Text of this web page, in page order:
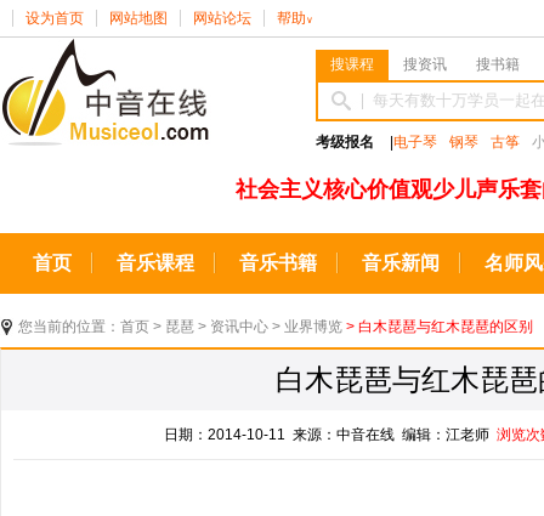
设为首页 网站地图 网站论坛 帮助 ∨
搜课程 搜资讯 搜书籍
考级报名 电子琴 钢琴 古筝
社会主义核心价值观少儿声乐
首页 音乐课程 音乐书籍 音乐新闻 名师
您当前的位置： 首页 > 琵琶 > 资讯中心 > 业界博览 > 白木琵琶与红木琵琶的区别
白木琵琶与红木琵
日期：2014-10-11 来源：中音在线 编辑：江老师 浏览次